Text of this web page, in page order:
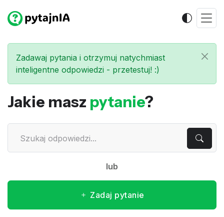
Zadawaj pytania i otrzymuj natychmiast
inteligentne odpowiedzi - przetestuj! :)
Jakie masz pytanie?
lub
Zadaj pytanie